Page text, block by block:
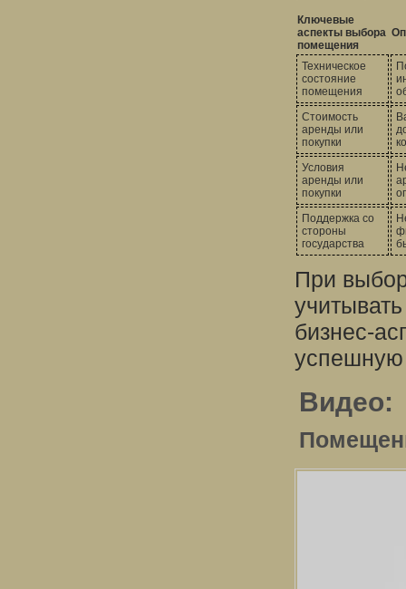
Ключевые
аспекты выбора
помещения
Техническое
состояние
помещения
Стоимость
аренды или
покупки
Условия
аренды или
покупки
Поддержка со
стороны
государства
При
бизнес-
успешную
Видео: